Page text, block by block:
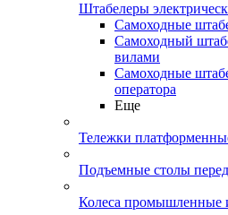
Штабелеры
Самоходные
Самоходный
вилами
Самоходные
оператора
Еще
Тележки
Подъемные столы
Колеса промышленные